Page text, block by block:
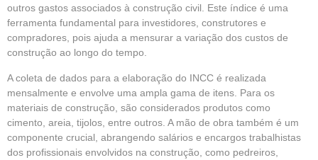
outros gastos associados à construção civil. Este índice é uma
ferramenta fundamental para investidores, construtores e
compradores, pois ajuda a mensurar a variação dos custos de
construção ao longo do tempo.
A coleta de dados para a elaboração do INCC é realizada
mensalmente e envolve uma ampla gama de itens. Para os
materiais de construção, são considerados produtos como
cimento, areia, tijolos, entre outros. A mão de obra também é um
componente crucial, abrangendo salários e encargos trabalhistas
dos profissionais envolvidos na construção, como pedreiros,